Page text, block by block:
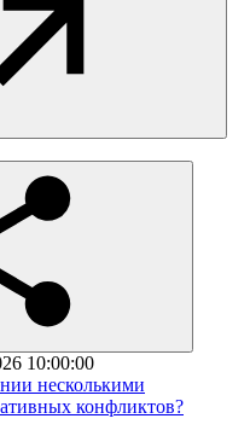
10:00:00
несколькими
конфликтов?